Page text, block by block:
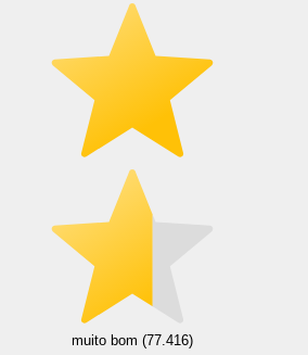
muito bom (77.416)